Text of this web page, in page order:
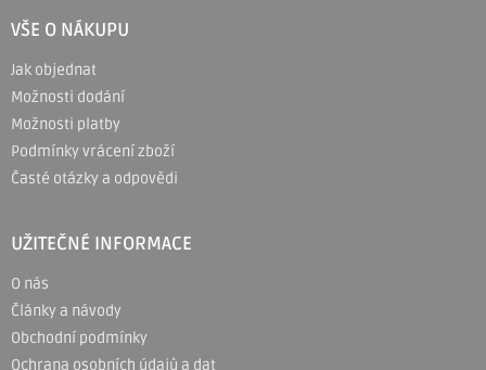
á
a
VŠE O NÁKUPU
Jak objednat
Možnosti dodání
Možnosti platby
Podmínky vrácení zboží
Časté otázky a odpovědi
UŽITEČNÉ INFORMACE
O nás
Články a návody
Obchodní podmínky
Ochrana osobních údajů a dat